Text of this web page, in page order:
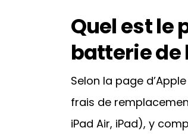
Quel est le
batterie de
Selon la page
frais de
iPad Air, iPad), y